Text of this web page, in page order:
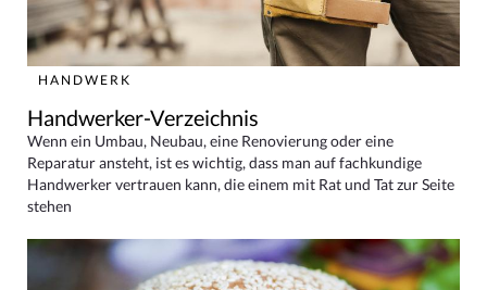
HANDWERK
Handwerker-Verzeichnis
Wenn ein Umbau, Neubau, eine Renovierung oder eine
Reparatur ansteht, ist es wichtig, dass man auf fachkundige
Handwerker vertrauen kann, die einem mit Rat und Tat zur Seite
stehen